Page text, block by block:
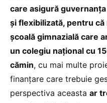
care asigură
și flexibilizată, pentru
școală gimnazială care
un colegiu național cu
cămin, cu mai multe
finanțare care trebuie
perspectiva aceasta ar